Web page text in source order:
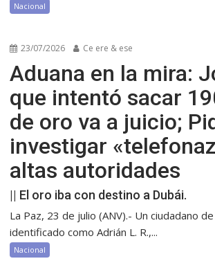
Nacional
23/07/2026 Ce ere & ese
Aduana en la mira:
que intentó sacar
de oro va a juicio;
investigar
altas autoridades
|| El oro iba con destino a Dubái.
La Paz, 23 de julio (ANV).- Un ciudadano
identificado como Adrián L. R.,...
Nacional